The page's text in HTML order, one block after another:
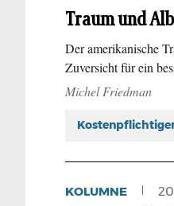
Traum und
Der amerikanische
Zuversicht für ein
Michel Friedman
KOLUMNE